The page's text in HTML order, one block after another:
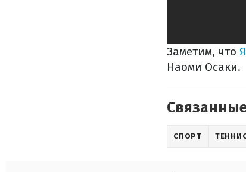
Заметим, что
Наоми Осаки.
СПОРТ